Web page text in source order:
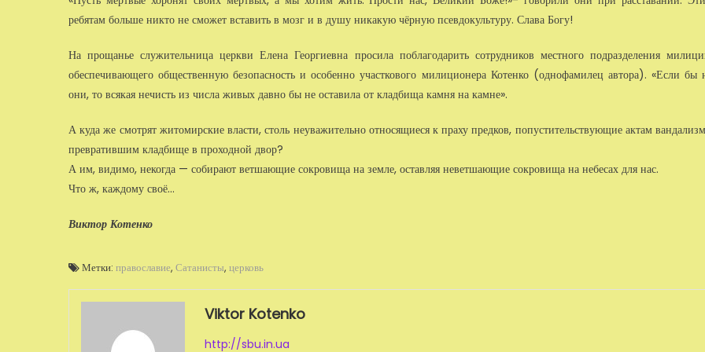
ребятам больше никто не сможет вставить в мозг и в душу никакую чёрную псевдокуль­туру. Слава Богу!
На прощанье служительница церкви Елена Георгиевна просила побла­годарить сотрудников местного подразделения
обеспечива­ющего общественную безопасность и особенно участкового милиционе­ра Котенко (однофамилец автора). «Если бы
они, то всякая нечисть из числа живых давно бы не оставила от кладбища камня на камне».
А куда же смотрят житомирские власти, столь неуважительно относящи­еся к праху предков, попустительствующие актам
превра­тившим кладбище в проходной двор?
А им, видимо, некогда — собирают ветшающие сокровища на земле, оставляя неветшающие сокровища на небесах для нас.
Что ж, каждому своё…
Виктор Котенко
Метки: православие, Сатанисты, церковь
Viktor Kotenko
http://sbu.in.ua